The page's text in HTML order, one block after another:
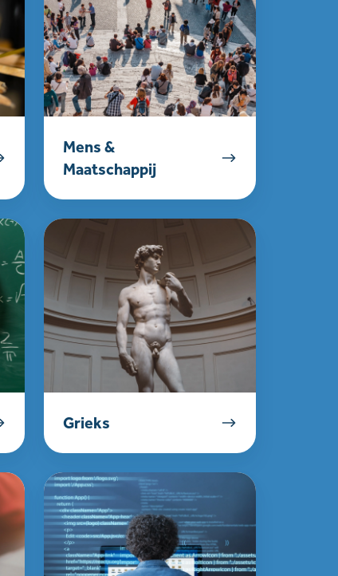
Mens &
Maatschappij
Grieks
Grieks
Informatica